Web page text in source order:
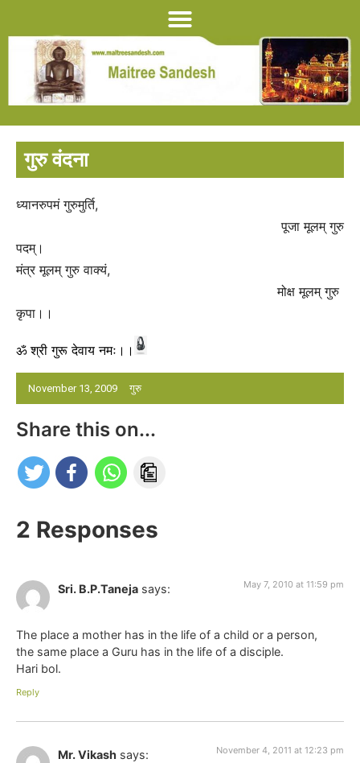
गुरु वंदना
November 13, 2009 गुरु
ध्यानरुपमं गुरुमुर्ति,
पूजा मूलम् गुरु
पदम्।
मंत्र मूलम् गुरु वाक्यं,
मोक्ष मूलम् गुरु
कृपा।।
ॐ श्री गुरू देवाय नमः।।
Share this on...
2 Responses
Sri. B.P.Taneja says: May 7, 2010 at 11:59 pm
The place a mother has in the life of a child or a person,
the same place a Guru has in the life of a disciple.
Hari bol.
Reply
Mr. Vikash says: November 4, 2011 at 12:23 pm